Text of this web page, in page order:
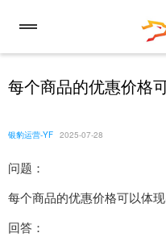
每个商品的优惠价格
银豹运营-YF 2025-07-28
问题：
每个商品的优惠价格可以体
回答：